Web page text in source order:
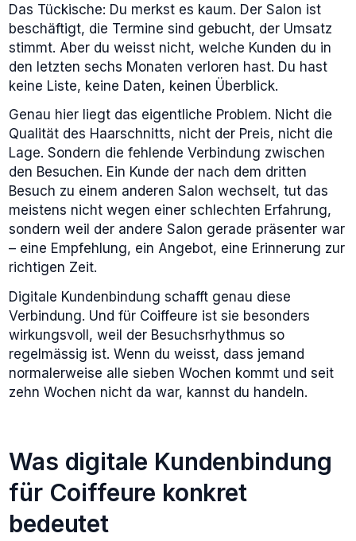
Das Tückische: Du merkst es kaum. Der Salon ist
beschäftigt, die Termine sind gebucht, der Umsatz
stimmt. Aber du weisst nicht, welche Kunden du in
den letzten sechs Monaten verloren hast. Du hast
keine Liste, keine Daten, keinen Überblick.
Genau hier liegt das eigentliche Problem. Nicht die
Qualität des Haarschnitts, nicht der Preis, nicht die
Lage. Sondern die fehlende Verbindung zwischen
den Besuchen. Ein Kunde der nach dem dritten
Besuch zu einem anderen Salon wechselt, tut das
meistens nicht wegen einer schlechten Erfahrung,
sondern weil der andere Salon gerade präsenter war
– eine Empfehlung, ein Angebot, eine Erinnerung zur
richtigen Zeit.
Digitale Kundenbindung schafft genau diese
Verbindung. Und für Coiffeure ist sie besonders
wirkungsvoll, weil der Besuchsrhythmus so
regelmässig ist. Wenn du weisst, dass jemand
normalerweise alle sieben Wochen kommt und seit
zehn Wochen nicht da war, kannst du handeln.
Was digitale Kundenbindung
für Coiffeure konkret
bedeutet